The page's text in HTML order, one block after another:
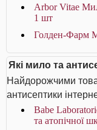
Arbor Vitae
1 шт
Голден-Фарм
Які мило та
Найдорожчими
антисептики
Babe
та атопічної